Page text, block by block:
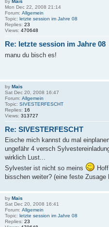
by Mais
Mon Dec 22, 2008 21:14
Forum: Allgemein
Topic: letzte session im Jahre 08
Replies: 23
Views: 470648
Re: letzte session im Jahre 08
manu du bisch es!
by Mais
Sat Dec 20, 2008 16:47
Forum: Allgemein
Topic: SIVESTERFESCHT
Replies: 16
Views: 313727
Re: SIVESTERFESCHT
Eische mich kannst du mal
ungefähr 4 versch
wirklich Lust...
Sylvester ist nicht so meins
bisschen weiter? (eine feste
by Mais
Sat Dec 20, 2008 16:41
Forum: Allgemein
Topic: letzte session im Jahre 08
Replies: 23